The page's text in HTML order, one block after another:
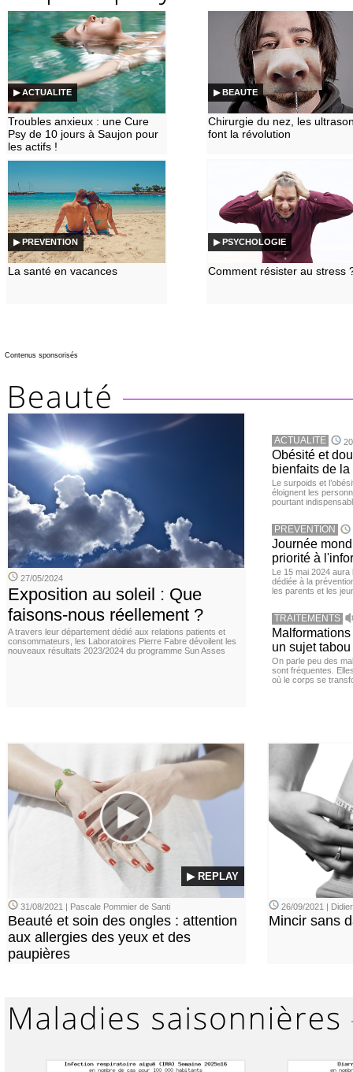
▶ ACTUALITE
Troubles anxieux : une Cure
Psy de 10 jours à Saujon pour
les actifs !
▶ BEAUTE
Chirurgie du nez, les
font la révolution
▶ PREVENTION
La santé en vacances
▶ PSYCHOLOGIE
Comment résister au stress
Contenus sponsorisés
27/05/2024
Exposition au soleil : Que
faisons-nous réellement ?
A travers leur département dédié aux relations patients et
consommateurs, les Laboratoires Pierre Fabre dévoilent les
nouveaux résultats 2023/2024 du programme Sun Asses
ACTUALITE
Obésité et
bienfaits de
Le surpoids et
éloignent les
pourtant
PREVENTION
Journée
priorité à
Le 15 mai 2024 aura
dédiée à la
les parents et les
TRAITEMENTS
un sujet tabou
On parle peu des
sont fréquentes.
où le corps se
▶ REPLAY
31/08/2021 | Pascale Pommier de Santi
Beauté et soin des ongles : attention
aux allergies des yeux et des
paupières
26/09/2021 |
Mincir sans